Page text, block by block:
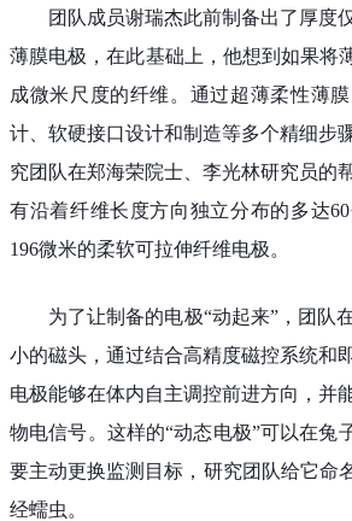
团队成员谢瑞杰此前制备出了厚度
薄膜电极，在此基础上，他想到如果将
成微米尺度的纤维。通过超薄柔性薄
计、软硬接口设计和制造等多个精细步
究团队在郑海荣院士、李光林研究员的
有沿着纤维长度方向独立分布的多达
196微米的柔软可拉伸纤维电极。
为了让制备的电极“动起来”，团队
小的磁头，通过结合高精度磁控系统和
电极能够在体内自主调控前进方向，并
物电信号。这样的“动态电极”可以在兔
要主动更换监测目标，研究团队给它命
经蠕虫。